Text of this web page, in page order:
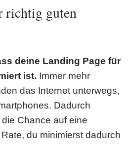
richtig guten
deine Landing Page für
ist. Immer mehr
das Internet unterwegs,
Dadurch
Chance auf eine
du minimierst dadurch